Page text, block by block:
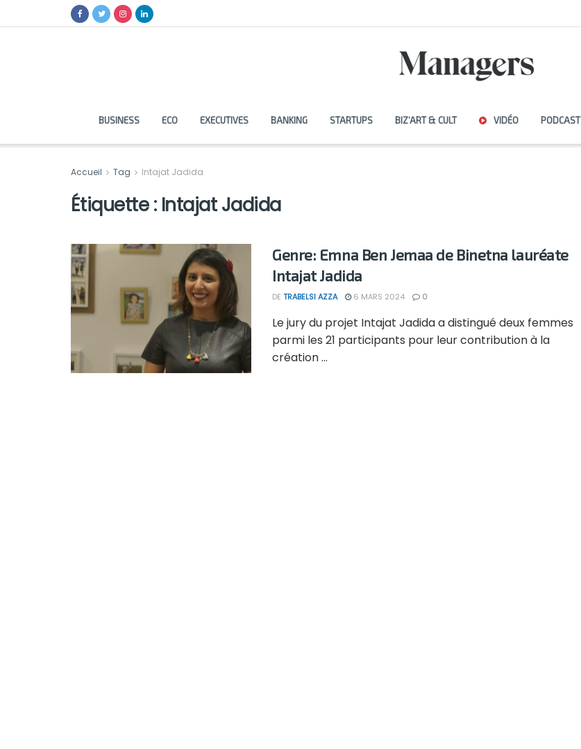
BUSINESS ECO EXECUTIVES BANKING STARTUPS BIZ’ART & CULT VIDÉO PODCAST
Accueil Tag Intajat Jadida
Étiquette : Intajat Jadida
Genre: Emna Ben Jemaa de Binetna lauréate
Intajat Jadida
DE TRABELSI AZZA 6 MARS 2024 0
Le jury du projet Intajat Jadida a distingué deux femmes
parmi les 21 participants pour leur contribution à la
création ...